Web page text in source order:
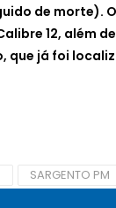
de morte).
12, além
que já foi
SARGENTO PM